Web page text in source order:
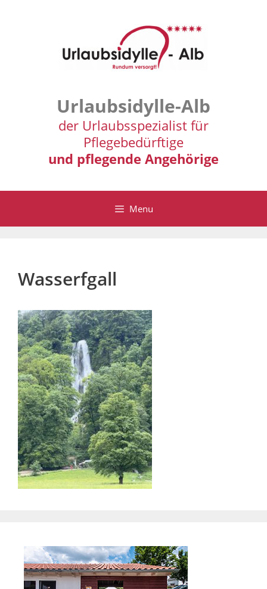
Urlaubsidylle-Alb
der Urlaubsspezialist für
Pflegebedürftige
und pflegende Angehörige
Menu
Wasserfgall